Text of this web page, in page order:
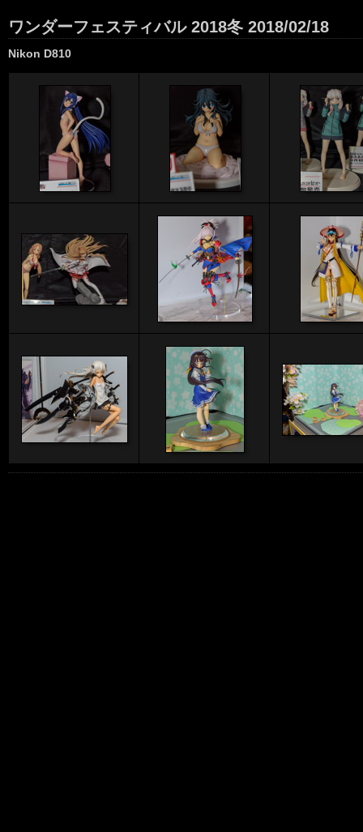
ワンダーフェスティバル 2018冬 2018/02/18
Nikon D810